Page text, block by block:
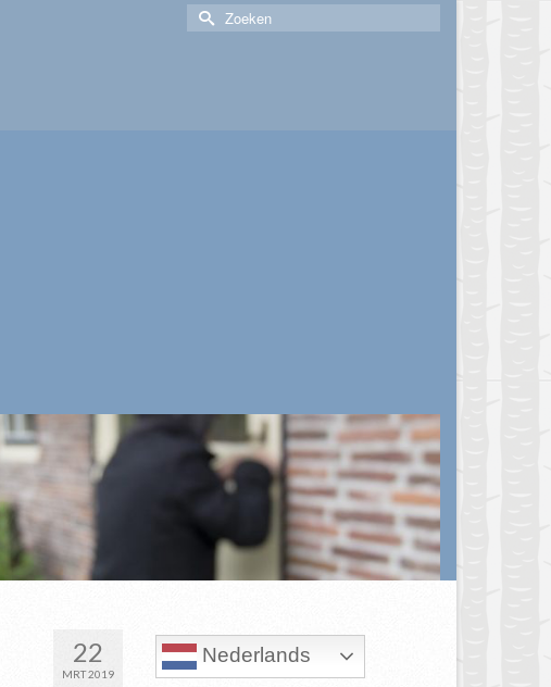
Zoek
22
MRT 2019
Nederlands